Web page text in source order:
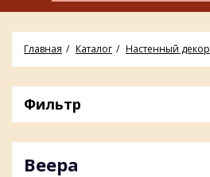
Главная Каталог Настенный декор
Фильтр
Веера